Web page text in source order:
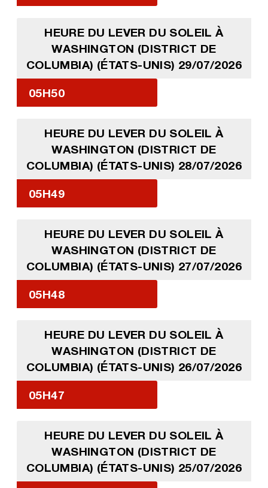
HEURE DU LEVER DU SOLEIL À
WASHINGTON (DISTRICT DE
COLUMBIA) (ÉTATS-UNIS) 29/07/2026
05H50
HEURE DU LEVER DU SOLEIL À
WASHINGTON (DISTRICT DE
COLUMBIA) (ÉTATS-UNIS) 28/07/2026
05H49
HEURE DU LEVER DU SOLEIL À
WASHINGTON (DISTRICT DE
COLUMBIA) (ÉTATS-UNIS) 27/07/2026
05H48
HEURE DU LEVER DU SOLEIL À
WASHINGTON (DISTRICT DE
COLUMBIA) (ÉTATS-UNIS) 26/07/2026
05H47
HEURE DU LEVER DU SOLEIL À
WASHINGTON (DISTRICT DE
COLUMBIA) (ÉTATS-UNIS) 25/07/2026